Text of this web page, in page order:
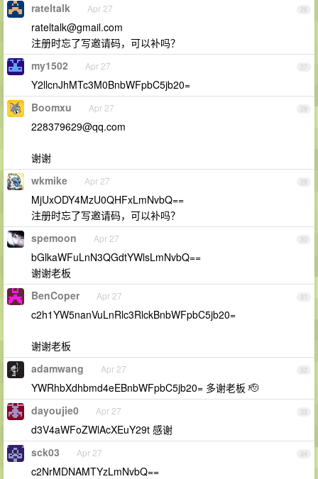
26
rateltalk Apr 27
rateltalk@gmail.com
注册时忘了写邀请码，可以补吗？
27
my1502 Apr 27
Y2llcnJhMTc3M0BnbWFpbC5jb20=
28
Boomxu Apr 27
228379629@qq.com
谢谢
29
wkmike Apr 27
MjUxODY4MzU0QHFxLmNvbQ==
注册时忘了写邀请码，可以补吗？
30
spemoon Apr 27
bGlkaWFuLnN3QGdtYWlsLmNvbQ==
谢谢老板
31
BenCoper Apr 27
c2h1YW5nanVuLnRlc3RlckBnbWFpbC5jb20=
谢谢老板
32
adamwang Apr 27
YWRhbXdhbmd4eEBnbWFpbC5jb20= 多谢老板 🫡
33
dayoujie0 Apr 27
d3V4aWFoZWlAcXEuY29t 感谢
34
sck03 Apr 27
c2NrMDNAMTYzLmNvbQ==